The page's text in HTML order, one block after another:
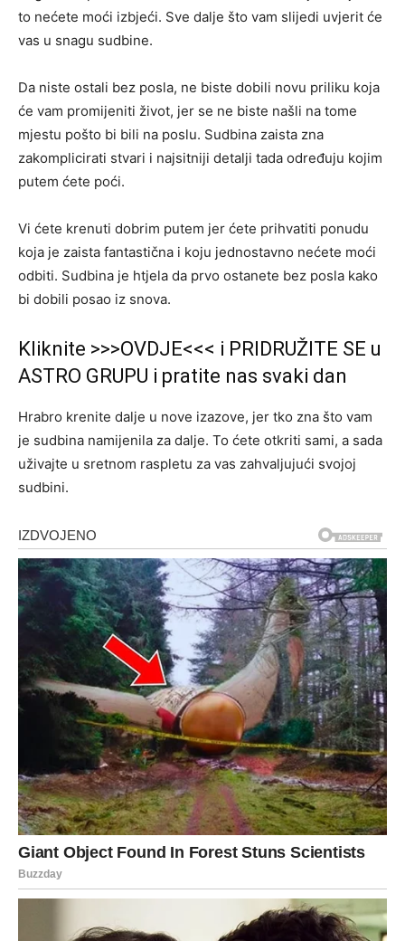
to nećete moći izbjeći. Sve dalje što vam slijedi uvjerit će
vas u snagu sudbine.
Da niste ostali bez posla, ne biste dobili novu priliku koja
će vam promijeniti život, jer se ne biste našli na tome
mjestu pošto bi bili na poslu. Sudbina zaista zna
zakomplicirati stvari i najsitniji detalji tada određuju kojim
putem ćete poći.
Vi ćete krenuti dobrim putem jer ćete prihvatiti ponudu
koja je zaista fantastična i koju jednostavno nećete moći
odbiti. Sudbina je htjela da prvo ostanete bez posla kako
bi dobili posao iz snova.
Kliknite >>>OVDJE<<< i PRIDRUŽITE SE u
ASTRO GRUPU i pratite nas svaki dan
Hrabro krenite dalje u nove izazove, jer tko zna što vam
je sudbina namijenila za dalje. To ćete otkriti sami, a sada
uživajte u sretnom raspletu za vas zahvaljujući svojoj
sudbini.